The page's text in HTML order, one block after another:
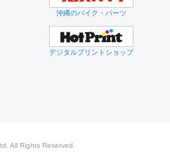
沖縄のバイク・パーツ
デジタルプリントショップ
All Rights Reserved.